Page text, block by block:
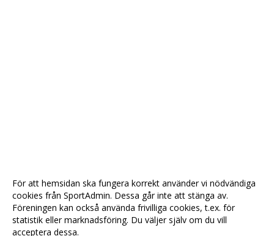
För att hemsidan ska fungera korrekt använder vi nödvändiga
cookies från SportAdmin. Dessa går inte att stänga av.
Föreningen kan också använda frivilliga cookies, t.ex. för
statistik eller marknadsföring. Du väljer själv om du vill
acceptera dessa.